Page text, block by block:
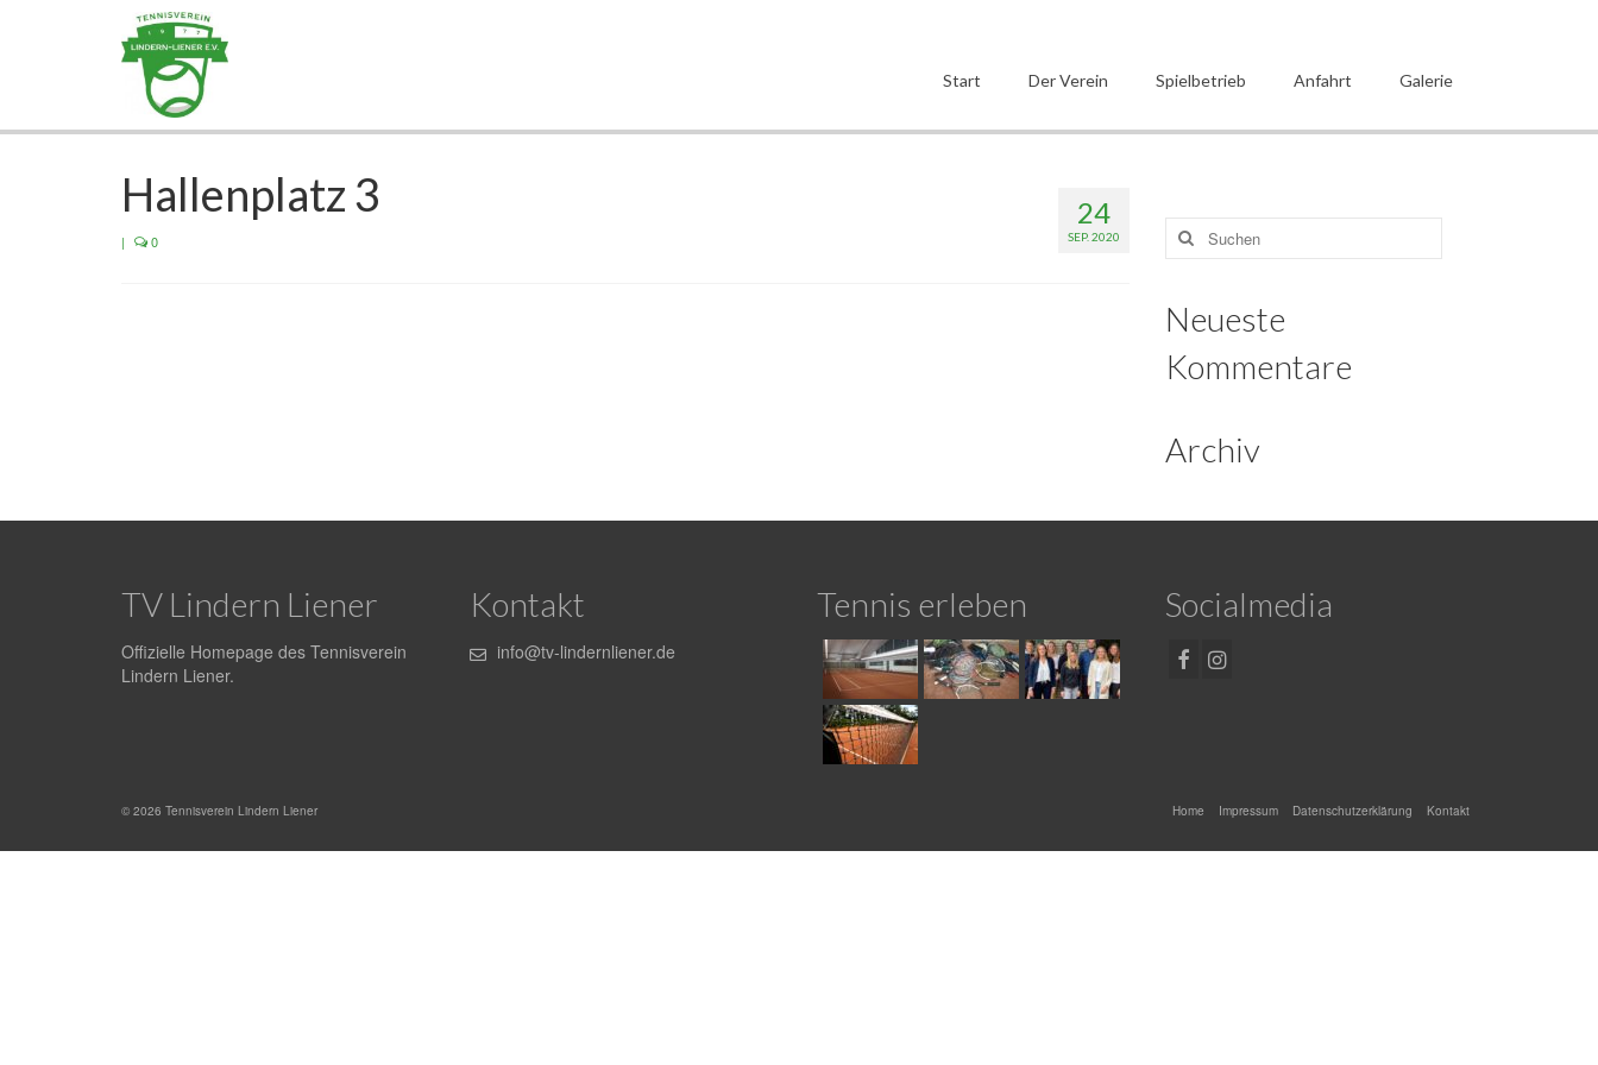
Start Der Verein Spielbetrieb Anfahrt Galerie
24
SEP. 2020
Hallenplatz 3
| 0
Suche
nach:
Neueste
Kommentare
Archiv
TV Lindern Liener
Offizielle Homepage des Tennisverein
Lindern Liener.
Kontakt
info@tv-lindernliener.de
Tennis erleben Socialmedia
Home Impressum Datenschutzerklärung Kontakt
© 2026 Tennisverein Lindern Liener